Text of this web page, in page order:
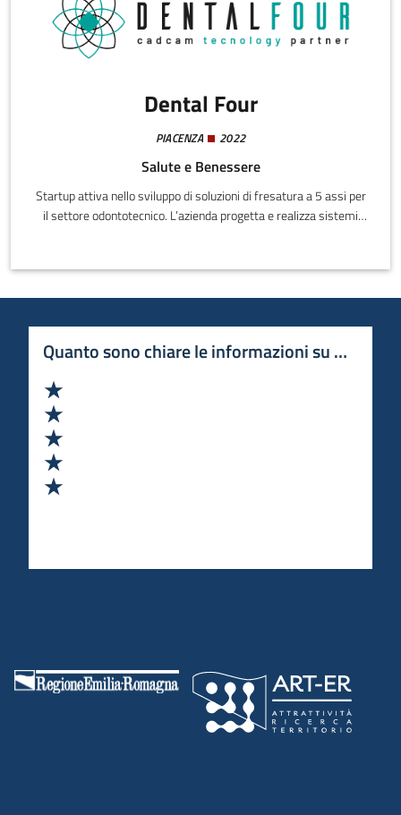
Dental Four
PIACENZA 2022
Salute e Benessere
Startup attiva nello sviluppo di soluzioni di fresatura a 5 assi per
il settore odontotecnico. L’azienda progetta e realizza sistemi
dimensioni.Fondata da professionisti con esperienza nel campo
del CAD-CAM dentale, Dental Four opera all’interno del distretto
controllo numerico.
Quanto sono chiare le informazioni su questa